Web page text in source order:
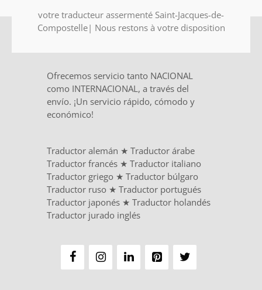
votre traducteur assermenté Saint-Jacques-de-
Compostelle| Nous restons à votre disposition
Ofrecemos servicio tanto NACIONAL
como INTERNACIONAL, a través del
envío. ¡Un servicio rápido, cómodo y
económico!
Traductor alemán ★ Traductor árabe
Traductor francés ★ Traductor italiano
Traductor griego ★ Traductor búlgaro
Traductor ruso ★ Traductor portugués
Traductor japonés ★ Traductor holandés
Traductor jurado inglés